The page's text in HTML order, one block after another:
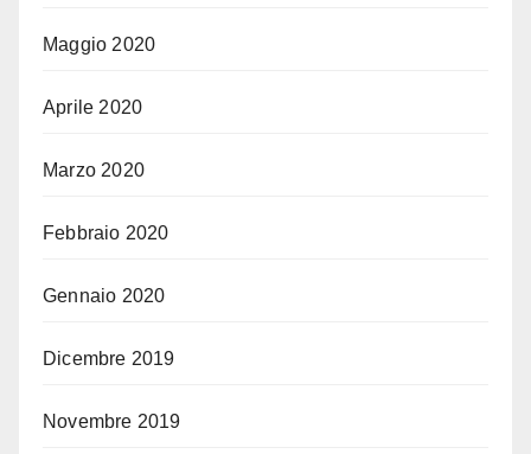
Maggio 2020
Aprile 2020
Marzo 2020
Febbraio 2020
Gennaio 2020
Dicembre 2019
Novembre 2019